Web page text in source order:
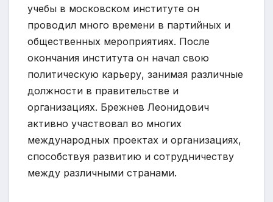
учебы в московском институте он
проводил много времени в партийных и
общественных мероприятиях. После
окончания института он начал свою
политическую карьеру, занимая различные
должности в правительстве и
организациях. Брежнев Леонидович
активно участвовал во многих
международных проектах и организациях,
способствуя развитию и сотрудничеству
между различными странами.